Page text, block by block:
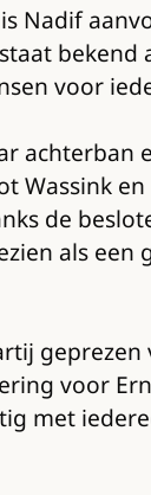
Nadif
bekend
voor
achterban
Wassink
de
als
voor
met